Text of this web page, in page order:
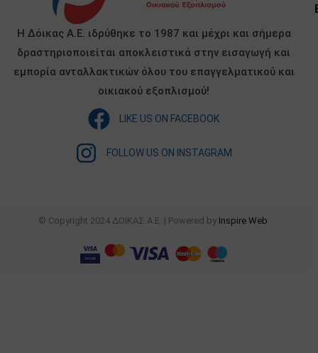
Η Δόικας Α.Ε. ιδρύθηκε το 1987 και μέχρι και σήμερα
δραστηριοποιείται αποκλειστικά στην εισαγωγή και
εμπορία ανταλλακτικών όλου του επαγγελματικού και
οικιακού εξοπλισμού!
LIKE US ON FACEBOOK
FOLLOW US ON INSTAGRAM
© Copyright 2024 ΔΟΙΚΑΣ Α.Ε. | Powered by Inspire Web